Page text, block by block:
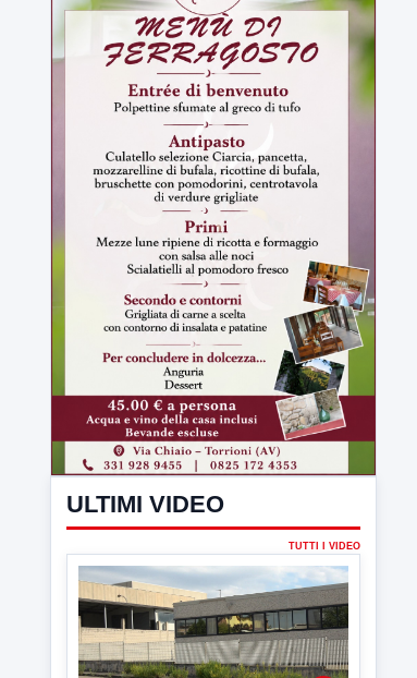
ULTIMI VIDEO
TUTTI I VIDEO
▶
5 AGOSTO 2026 ATTUALITÀ
Hanon-Evo, i lavoratori dicono sì al
L'assemblea dei lavoratori Hanon questa
mattina a Contrada Olivola. Decisa...